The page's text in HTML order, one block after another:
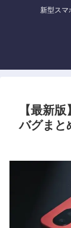
新型スマ
【最新
バグまと